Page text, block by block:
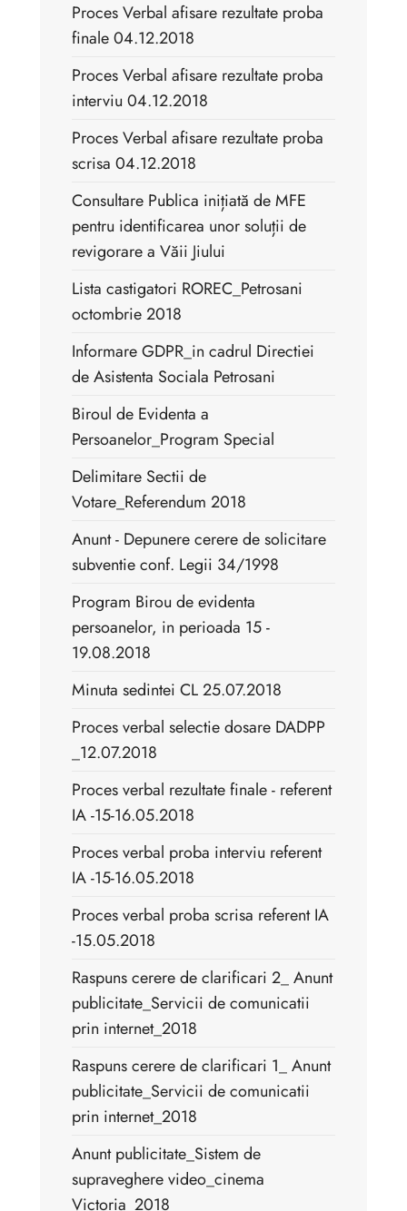
Proces Verbal afisare rezultate proba
finale 04.12.2018
Proces Verbal afisare rezultate proba
interviu 04.12.2018
Proces Verbal afisare rezultate proba
scrisa 04.12.2018
Consultare Publica inițiată de MFE
pentru identificarea unor soluții de
revigorare a Văii Jiului
Lista castigatori ROREC_Petrosani
octombrie 2018
Informare GDPR_in cadrul Directiei
de Asistenta Sociala Petrosani
Biroul de Evidenta a
Persoanelor_Program Special
Delimitare Sectii de
Votare_Referendum 2018
Anunt - Depunere cerere de solicitare
subventie conf. Legii 34/1998
Program Birou de evidenta
persoanelor, in perioada 15 -
19.08.2018
Minuta sedintei CL 25.07.2018
Proces verbal selectie dosare DADPP
_12.07.2018
Proces verbal rezultate finale - referent
IA -15-16.05.2018
Proces verbal proba interviu referent
IA -15-16.05.2018
Proces verbal proba scrisa referent IA
-15.05.2018
Raspuns cerere de clarificari 2_ Anunt
publicitate_Servicii de comunicatii
prin internet_2018
Raspuns cerere de clarificari 1_ Anunt
publicitate_Servicii de comunicatii
prin internet_2018
Anunt publicitate_Sistem de
supraveghere video_cinema
Victoria_2018